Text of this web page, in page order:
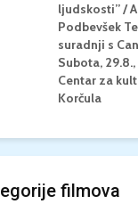
ljudskosti” /
Podbevšek
suradnji s
Subota,
Centar za
Korčula
filmova